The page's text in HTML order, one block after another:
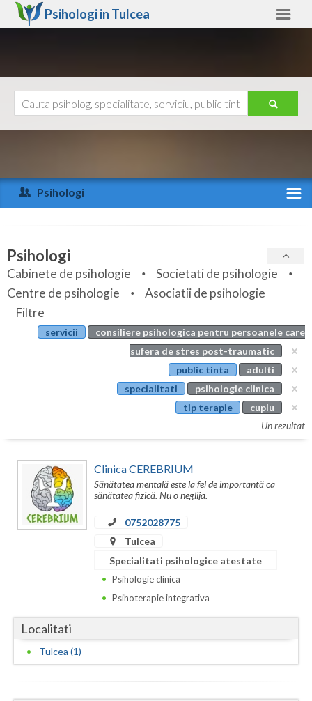
Psihologi in Tulcea
Arad
Arges
Bihor
Bistrita-Nasaud
Botosani
Calarasi
Caras-Severin
Cluj
Dolj
Galati
Ajutor
Psihologi
Specialitati
Servicii
Articole
Evenimente
Psihologi
Cabinete de psihologie
Societati de psihologie
Centre de psihologie
Asociatii de psihologie
Filtre
servicii
consiliere psihologica pentru persoanele care
sufera de stres post-traumatic
public tinta
adulti
specialitati
psihologie clinica
tip terapie
cuplu
Un rezultat
Clinica CEREBRIUM
Sănătatea mentală este la fel de importantă ca
sănătatea fizică. Nu o neglija.
0752028775
Tulcea
Specialitati psihologice atestate
Psihologie clinica
Psihoterapie integrativa
Localitati
Tulcea (1)